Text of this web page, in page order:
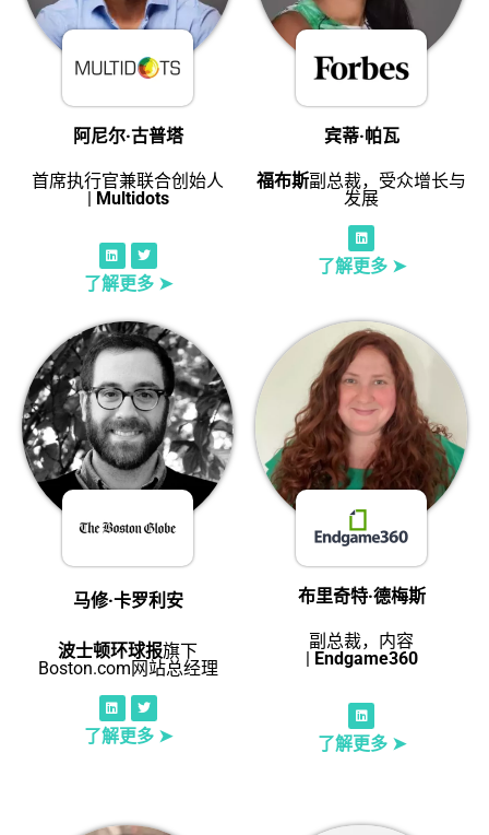
阿尼尔·古普塔
首席执行官兼联合创始人
| Multidots
了解更多 ➤
宾蒂·帕瓦
福布斯副总裁，受众增长与
发展
了解更多 ➤
马修·卡罗利安
波士顿环球报旗下
Boston.com网站总经理
了解更多 ➤
布里奇特·德梅斯
副总裁，内容
| Endgame360
了解更多 ➤